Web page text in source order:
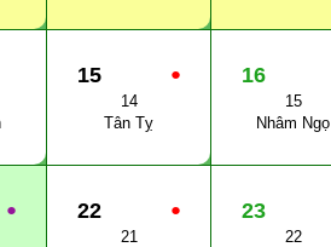
●
15
14
Tân Tỵ
16
15
Nhâm Ngọ
● ●
22
21
23
22